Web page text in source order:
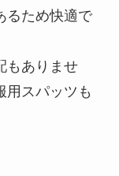
るため快適で
もありませ
用スパッツも